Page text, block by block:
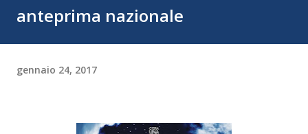
anteprima nazionale
gennaio 24, 2017